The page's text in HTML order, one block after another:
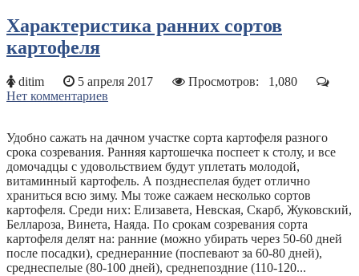
Характеристика ранних сортов
картофеля
ditim 5 апреля 2017 Просмотров: 1,080
Нет комментариев
Удобно сажать на дачном участке сорта картофеля разного
срока созревания. Ранняя картошечка поспеет к столу, и все
домочадцы с удовольствием будут уплетать молодой,
витаминный картофель. А позднеспелая будет отлично
храниться всю зиму. Мы тоже сажаем несколько сортов
картофеля. Среди них: Елизавета, Невская, Скарб, Жуковский,
Беллароза, Винета, Наяда. По срокам созревания сорта
картофеля делят на: ранние (можно убирать через 50-60 дней
после посадки), среднеранние (поспевают за 60-80 дней),
среднеспелые (80-100 дней), среднепоздние (110-120...